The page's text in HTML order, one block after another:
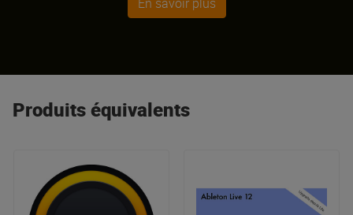
En savoir plus
Produits équivalents